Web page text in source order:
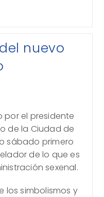
nuevo
por el presidente
de la Ciudad de
sábado primero
de lo que es
sexenal.
los simbolismos y